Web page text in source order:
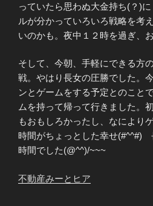
っていたら思わぬ大金持ち(？)
ルが分かっていろいろ戦略を考
いのかも。夜中１２時を過ぎ、お
そして、今朝、手軽にできる方
戦。やはり長女の圧勝でした。
ンとゲームをする予定とのこと
ムを持って帰って行きました。
もおもしろかったし、なにより
時間がちょっとした幸せ(#^^#)
時間でした(@^^)/~~~
不動産みーとヒア